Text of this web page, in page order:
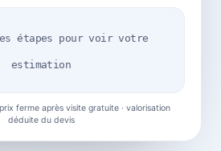
étapes pour voir votre
estimation
ferme après visite gratuite · valorisation
déduite du devis